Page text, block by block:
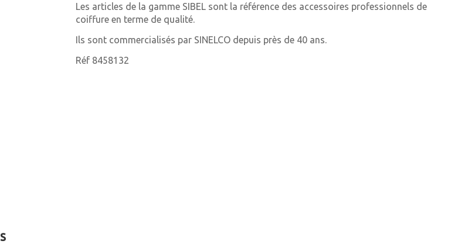
Les articles de la gamme SIBEL sont la référence des accessoires professionnels de
coiffure en terme de qualité.
Ils sont commercialisés par SINELCO depuis près de 40 ans.
Réf 8458132